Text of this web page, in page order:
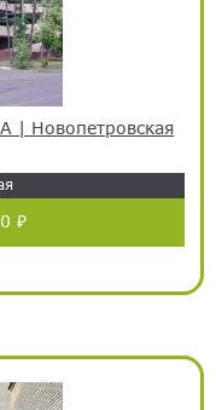
| Новопетровская
₽